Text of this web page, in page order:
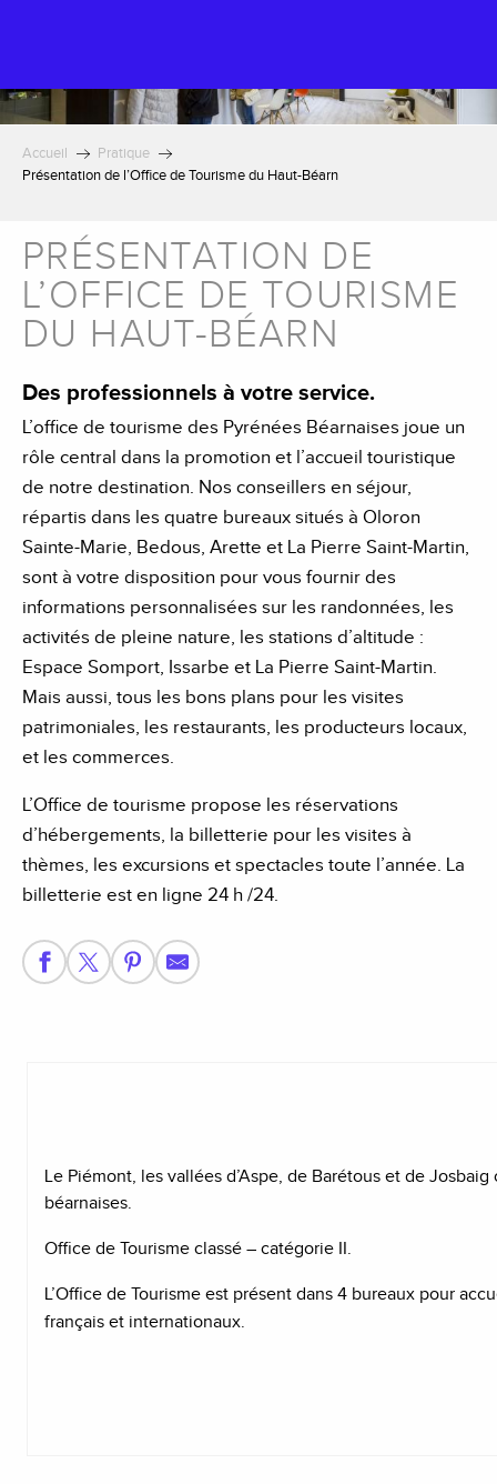
principal
Accueil
Pratique
Présentation de l’Office de Tourisme du Haut-Béarn
PRÉSENTATION DE
L’OFFICE DE TOURISME
DU HAUT-BÉARN
Des professionnels à votre service.
L’office de tourisme des Pyrénées Béarnaises joue un
rôle central dans la promotion et l’accueil touristique
de notre destination. Nos conseillers en séjour,
répartis dans les quatre bureaux situés à Oloron
Sainte-Marie, Bedous, Arette et La Pierre Saint-Martin,
sont à votre disposition pour vous fournir des
informations personnalisées sur les randonnées, les
activités de pleine nature, les stations d’altitude :
Espace Somport, Issarbe et La Pierre Saint-Martin.
Mais aussi, tous les bons plans pour les visites
patrimoniales, les restaurants, les producteurs locaux,
et les commerces.
L’Office de tourisme propose les réservations
d’hébergements, la billetterie pour les visites à
thèmes, les excursions et spectacles toute l’année. La
billetterie est en ligne 24 h /24.
Le Piémont, les vallées d’Aspe, de Barétous et de
béarnaises.
Office de Tourisme classé – catégorie II.
L’Office de Tourisme est présent dans 4 bureaux pour
français et internationaux.